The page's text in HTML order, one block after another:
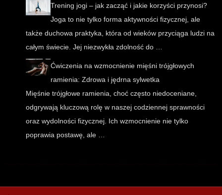
Trening jogi – jak zacząć i jakie korzyści przynosi?
Joga to nie tylko forma aktywności fizycznej, ale
także duchowa praktyka, która od wieków przyciąga ludzi na
całym świecie. Jej niezwykła zdolność do …
Ćwiczenia na wzmocnienie mięśni trójgłowych
ramienia: Zdrowa i jędrna sylwetka
Mięśnie trójgłowe ramienia, choć często niedoceniane,
odgrywają kluczową rolę w naszej codziennej sprawności
oraz wydolności fizycznej. Ich wzmocnienie nie tylko
poprawia postawę, ale …